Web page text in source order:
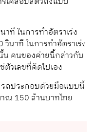
าที ในการทำอัตราเร่ง
นาที ในการทำอัตราเร่ง
น คนของค่ายนี้กล่าวกับ
ตัวเลขที่คิดไปเอง
ถประกอบด้วยมือแบบนี้
ณ 150 ล้านบาทไทย